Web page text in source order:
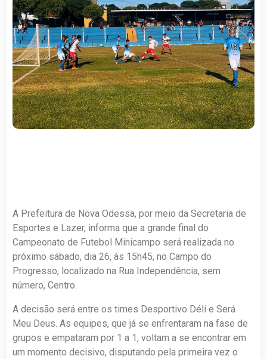
A Prefeitura de Nova Odessa, por meio da Secretaria de
Esportes e Lazer, informa que a grande final do
Campeonato de Futebol Minicampo será realizada no
próximo sábado, dia 26, às 15h45, no Campo do
Progresso, localizado na Rua Independência, sem
número, Centro.
A decisão será entre os times Desportivo Déli e Será
Meu Deus. As equipes, que já se enfrentaram na fase de
grupos e empataram por 1 a 1, voltam a se encontrar em
um momento decisivo, disputando pela primeira vez o